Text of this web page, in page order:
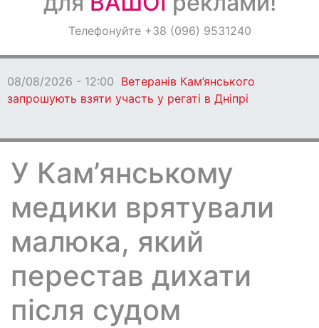
ОголошенняТелефонуйте +38 (096) 9531240
08/08/2026 - 12:00 Ветеранів Кам’янського
запрошують взяти участь у регаті в Дніпрі
У Кам’янському
медики врятували
малюка, який
перестав дихати
після судом